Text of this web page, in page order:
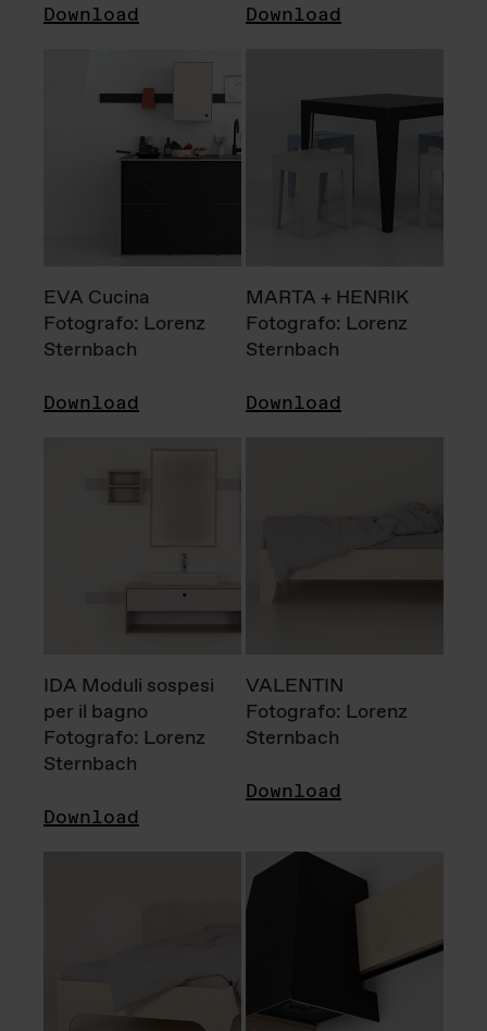
Download Download
EVA Cucina
Fotografo: Lorenz
Sternbach
Download
MARTA + HENRIK
Fotografo: Lorenz
Sternbach
Download
IDA Moduli sospesi
per il bagno
Fotografo: Lorenz
Sternbach
Download
VALENTIN
Fotografo: Lorenz
Sternbach
Download